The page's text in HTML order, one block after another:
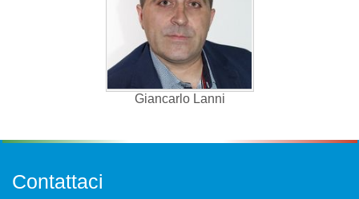
Giancarlo Lanni
Contattaci